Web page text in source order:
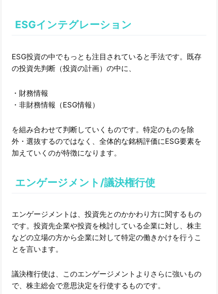
ESGインテグレーション
ESG投資の中でもっとも注目されていると手法です。既存
の投資先判断（投資の計画）の中に、
・財務情報
・非財務情報（ESG情報）
を組み合わせて判断していくものです。特定のものを除
外・選抜するのではなく、全体的な銘柄評価にESG要素を
加えていくのが特徴になります。
エンゲージメント/議決権行使
エンゲージメントは、投資先とのかかわり方に関するもの
です。投資先企業や投資を検討している企業に対し、株主
などの立場の方から企業に対して特定の働きかけを行うこ
とを言います。
議決権行使は、このエンゲージメントよりさらに強いもの
で、株主総会で意思決定を行使するものです。